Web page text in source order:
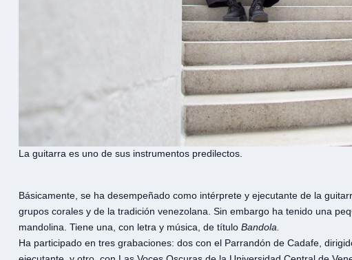
La guitarra es uno de sus instrumentos predilectos.
Básicamente, se ha desempeñado como intérprete y ejecutante de la
grupos corales y de la tradición venezolana. Sin embargo ha tenido una
mandolina. Tiene una, con letra y música, de título Bandola.
Ha participado en tres grabaciones: dos con el Parrandón de Cadafe,